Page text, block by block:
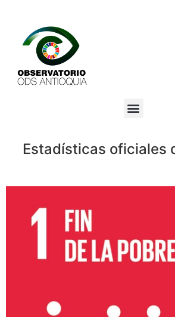
Estadísticas oficiales